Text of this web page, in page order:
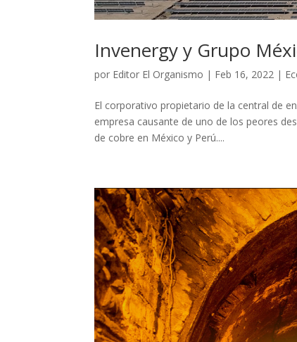
Invenergy y Grupo
por Editor El Organismo | Feb 16, 2022 |
El corporativo propietario de la central de
empresa causante de uno de los peores
de cobre en México y Perú....